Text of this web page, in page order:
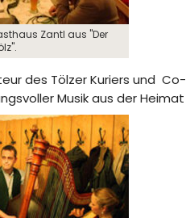
Zantl aus "Der
des Tölzer Kuriers und
Musik aus der